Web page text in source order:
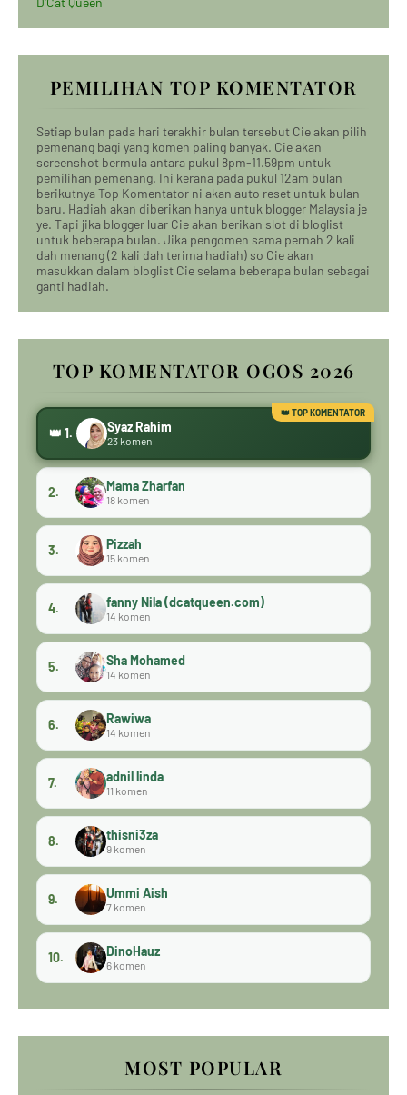
PEMILIHAN TOP KOMENTATOR
Setiap bulan pada hari terakhir bulan tersebut Cie akan pilih
pemenang bagi yang komen paling banyak. Cie akan
screenshot bermula antara pukul 8pm-11.59pm untuk
pemilihan pemenang. Ini kerana pada pukul 12am bulan
berikutnya Top Komentator ni akan auto reset untuk bulan
baru. Hadiah akan diberikan hanya untuk blogger Malaysia je
ye. Tapi jika blogger luar Cie akan berikan slot di bloglist
untuk beberapa bulan. Jika pengomen sama pernah 2 kali
dah menang (2 kali dah terima hadiah) so Cie akan
masukkan dalam bloglist Cie selama beberapa bulan sebagai
ganti hadiah.
TOP KOMENTATOR OGOS 2026
👑 1. Syaz Rahim
23 komen
2. Mama Zharfan
18 komen
3. Pizzah
15 komen
4. fanny Nila (dcatqueen.com)
14 komen
5. Sha Mohamed
14 komen
6. Rawiwa
14 komen
7. adnil linda
11 komen
8. thisni3za
9 komen
9. Ummi Aish
7 komen
10. DinoHauz
6 komen
MOST POPULAR